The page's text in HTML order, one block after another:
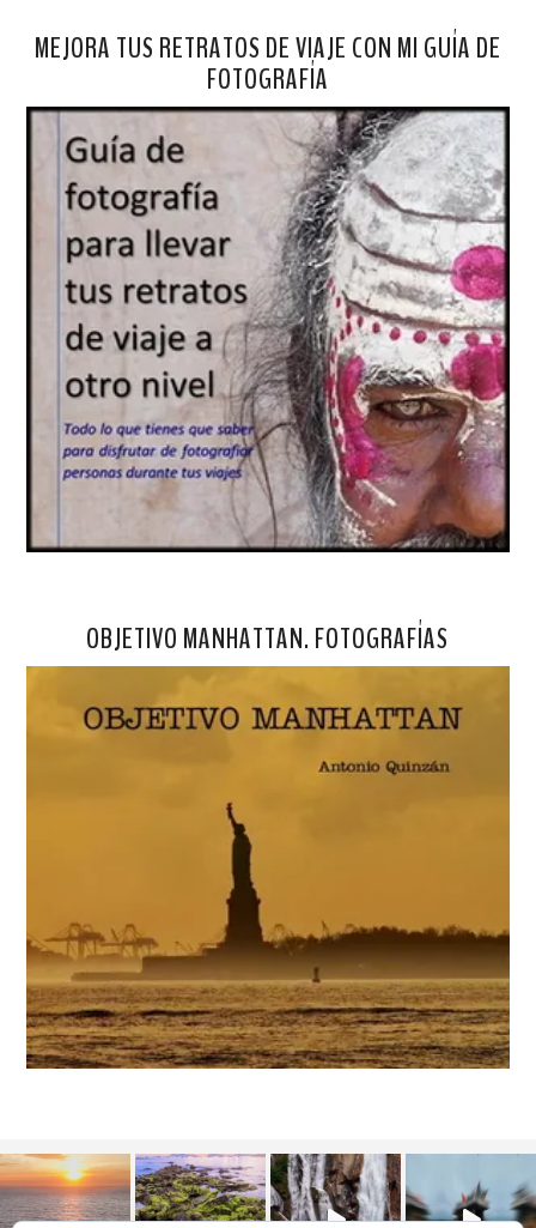
MEJORA TUS RETRATOS DE VIAJE CON MI GUÍA DE
FOTOGRAFÍA
OBJETIVO MANHATTAN. FOTOGRAFÍAS